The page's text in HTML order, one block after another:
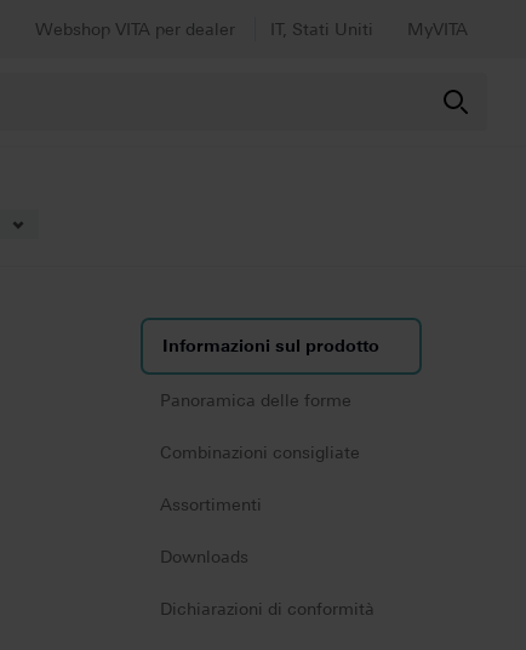
Webshop VITA per dealer IT, Stati Uniti MyVITA
Informazioni sul prodotto
Panoramica delle forme
Combinazioni consigliate
Assortimenti
Downloads
Dichiarazioni di conformità